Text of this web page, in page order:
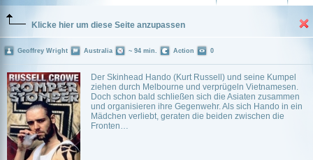
Klicke hier um diese Seite anzupassen
Der Skinhead Hando (Kurt Russell) und seine Kumpel
ziehen durch Melbourne und verprügeln Vietnamesen.
Doch schon bald schließen sich die Asiaten zusammen
und organisieren ihre Gegenwehr. Als sich Hando in ein
Mädchen verliebt, geraten die beiden zwischen die
Fronten…
Geoffrey Wright Australia ~ 94 min. Action 0